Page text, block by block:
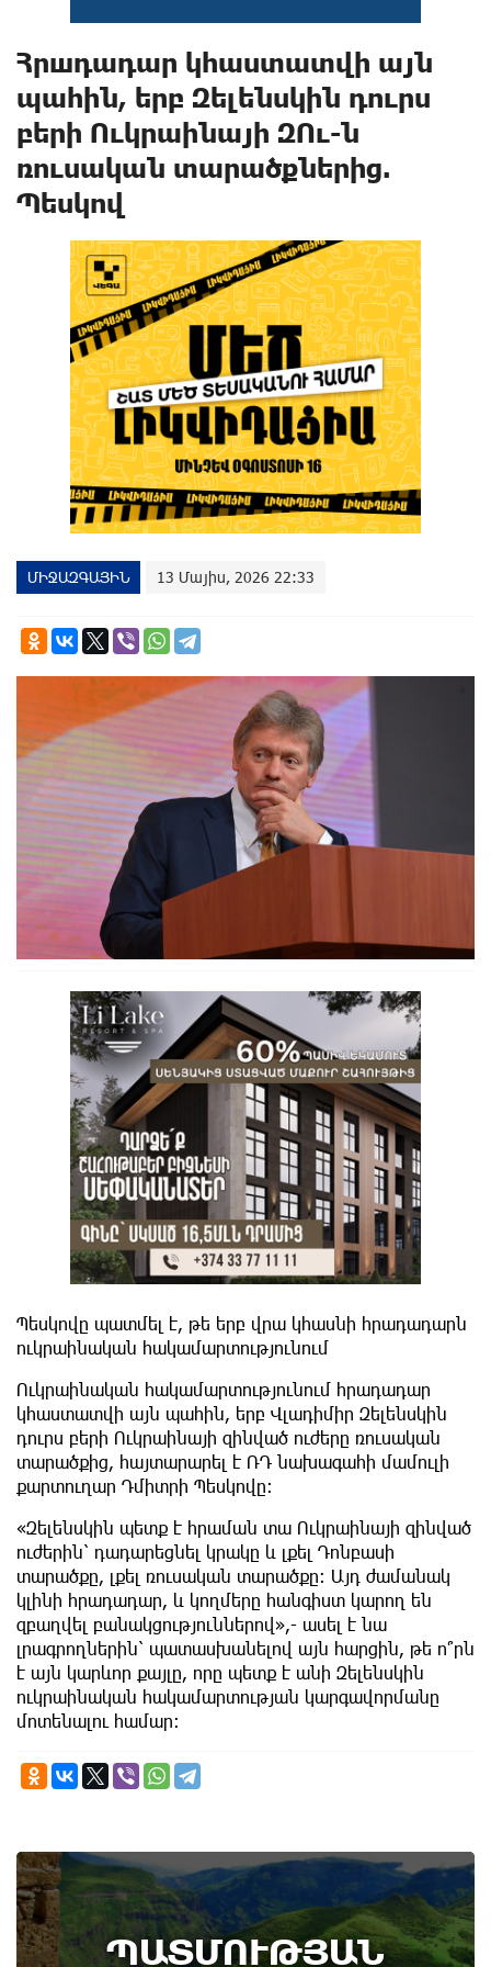
Հրшդադար կհաստատվի այն
պահին, երբ Զելենսկին դուրս
բերի Ուկրաինայի ԶՈւ-ն
ռուսական տարածքներից.
Պեսկով
ՄԻՋԱԶԳԱՅԻՆ 13 Մայիս, 2026 22:33
Պեսկովը պատմել է, թե երբ վրա կհասնի հրադադարն
ուկրաինական հակամարտությունում
Ուկրաինական հակամարտությունում հրադադար
կհաստատվի այն պահին, երբ Վլադիմիր Զելենսկին
դուրս բերի Ուկրաինայի զինված ուժերը ռուսական
տարածքից, հայտարարել է ՌԴ նախագահի մամուլի
քարտուղար Դմիտրի Պեսկովը:
«Զելենսկին պետք է հրաման տա Ուկրաինայի զինված
ուժերին՝ դադարեցնել կրակը և լքել Դոնբասի
տարածքը, լքել ռուսական տարածքը: Այդ ժամանակ
կլինի հրադադար, և կողմերը հանգիստ կարող են
զբաղվել բանակցություններով»,- ասել է նա
լրագրողներին՝ պատասխանելով այն հարցին, թե ո՞րն
է այն կարևոր քայլը, որը պետք է անի Զելենսկին
ուկրաինական հակամարտության կարգավորմանը
մոտենալու համար:
ՊԱՏՄՈՒԹՅԱՆ
7th of August
Բոյակի ճակատամարտի օր. պատմության